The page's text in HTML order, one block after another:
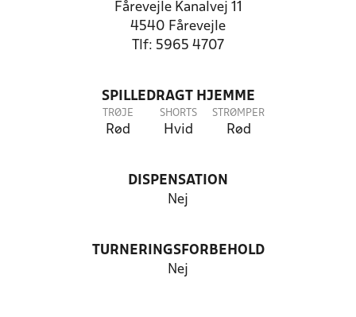
Fårevejle Kanalvej 11
4540 Fårevejle
Tlf: 5965 4707
SPILLEDRAGT HJEMME
TRØJE
Rød
SHORTS
Hvid
STRØMPER
Rød
DISPENSATION
Nej
TURNERINGSFORBEHOLD
Nej